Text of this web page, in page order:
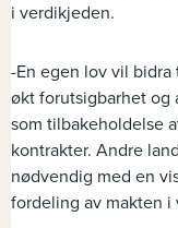
i verdikjeden.
-En egen lov vil
økt forutsigbarhet og
som tilbakeholdelse
kontrakter. Andre
nødvendig med en
fordeling av makten i